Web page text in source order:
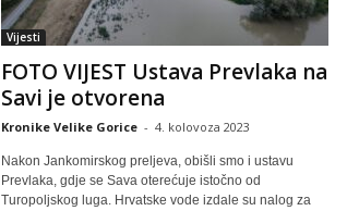
Vijesti
FOTO VIJEST Ustava Prevlaka na
Savi je otvorena
Kronike Velike Gorice - 4. kolovoza 2023
Nakon Jankomirskog preljeva, obišli smo i ustavu
Prevlaka, gdje se Sava oterećuje istočno od
Turopoljskog luga. Hrvatske vode izdale su nalog za